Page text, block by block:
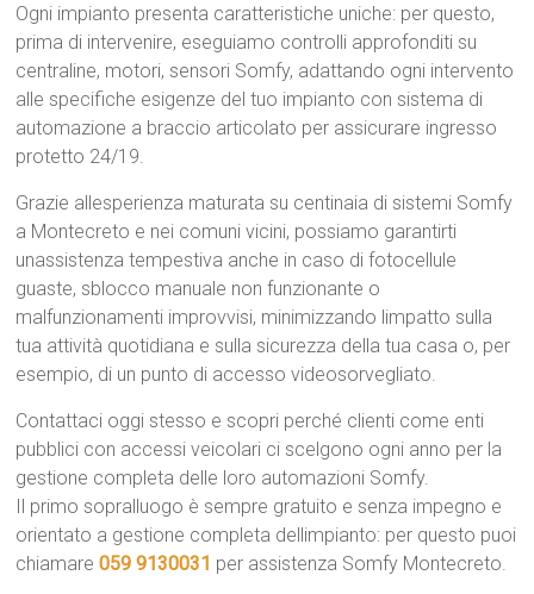
Ogni impianto presenta caratteristiche uniche: per questo,
prima di intervenire, eseguiamo controlli approfonditi su
centraline, motori, sensori Somfy, adattando ogni intervento
alle specifiche esigenze del tuo impianto con sistema di
automazione a braccio articolato per assicurare ingresso
protetto 24/19.
Grazie allesperienza maturata su centinaia di sistemi Somfy
a Montecreto e nei comuni vicini, possiamo garantirti
unassistenza tempestiva anche in caso di fotocellule
guaste, sblocco manuale non funzionante o
malfunzionamenti improvvisi, minimizzando limpatto sulla
tua attività quotidiana e sulla sicurezza della tua casa o, per
esempio, di un punto di accesso videosorvegliato.
Contattaci oggi stesso e scopri perché clienti come enti
pubblici con accessi veicolari ci scelgono ogni anno per la
gestione completa delle loro automazioni Somfy.
Il primo sopralluogo è sempre gratuito e senza impegno e
orientato a gestione completa dellimpianto: per questo puoi
chiamare059 9130031 per assistenza Somfy Montecreto.